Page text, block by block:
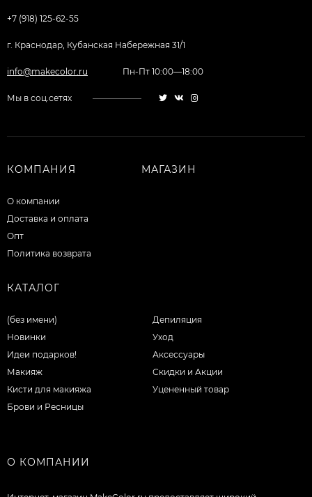
+7 (918) 125-62-55
г. Краснодар, Кубанская Набережная 31/1
info@makecolor.ru Пн-Пт 10:00—18:00
Мы в соц.сетях
КОМПАНИЯ
О компании
Доставка и оплата
Опт
Политика возврата
МАГАЗИН
КАТАЛОГ
(без имени)
Новинки
Идеи подарков!
Макияж
Кисти для макияжа
Брови и Ресницы
Депиляция
Уход
Аксессуары
Скидки и Акции
Уцененный товар
О КОМПАНИИ